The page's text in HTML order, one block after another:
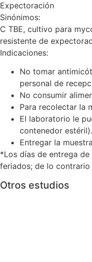
Expectoración
Sinónimos:
C TBE, cultivo para
resistente de
Indicaciones:
No tomar
personal de
No consumir
Para recolectar la
El laboratorio le
contenedor estéril).
Entregar la
*Los días de entrega
feriados; de lo
Otros estudios